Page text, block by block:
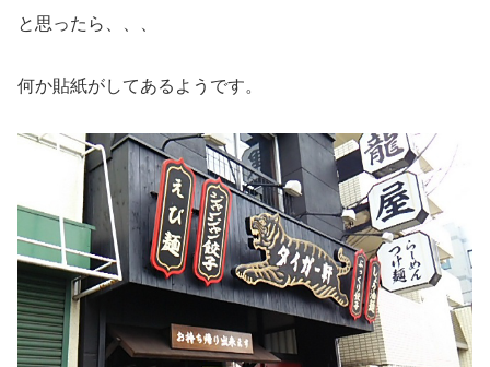
と思ったら、、、
何か貼紙がしてあるようです。